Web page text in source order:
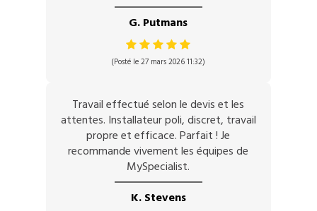
G. Putmans
(Posté le 27 mars 2026 11:32)
Travail effectué selon le devis et les
attentes. Installateur poli, discret, travail
propre et efficace. Parfait ! Je
recommande vivement les équipes de
MySpecialist.
K. Stevens